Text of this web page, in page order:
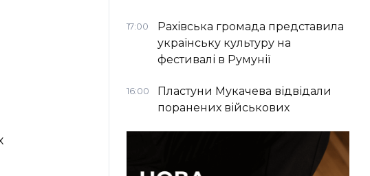
17:00
Рахівська громада представила
українську культуру на
фестивалі в Румунії
16:00
Пластуни Мукачева відвідали
поранених військових